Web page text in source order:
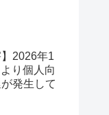
】2026年1
り個人向
発生して